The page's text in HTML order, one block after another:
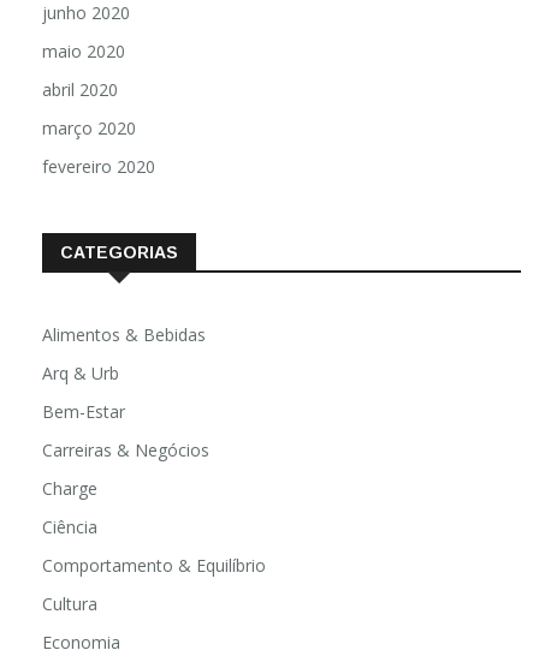
junho 2020
maio 2020
abril 2020
março 2020
fevereiro 2020
CATEGORIAS
Alimentos & Bebidas
Arq & Urb
Bem-Estar
Carreiras & Negócios
Charge
Ciência
Comportamento & Equilíbrio
Cultura
Economia